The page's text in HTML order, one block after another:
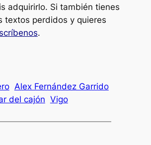
adquirirlo. Si también tienes
textos perdidos y quieres
.
Alex Fernández Garrido
del cajón Vigo